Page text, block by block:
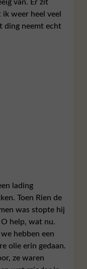
van. Er zit
weer heel veel
ding neemt echt
lading
Toen Rien de
was stopte hij
help, wat nu.
hebben een
olie erin gedaan.
ze waren